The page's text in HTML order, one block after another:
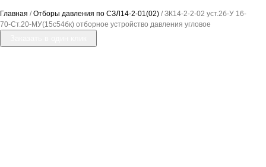
Главная /Отборы давления по СЗЛ14-2-01(02) / ЗК14-2-2-02 уст.2б-У 16-
70-Ст.20-МУ(15с54бк) отборное устройство давления угловое